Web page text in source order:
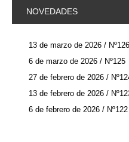
NOVEDADES
13 de marzo de 2026 / Nº126
6 de marzo de 2026 / Nº125
27 de febrero de 2026 /
13 de febrero de 2026 /
6 de febrero de 2026 / Nº122